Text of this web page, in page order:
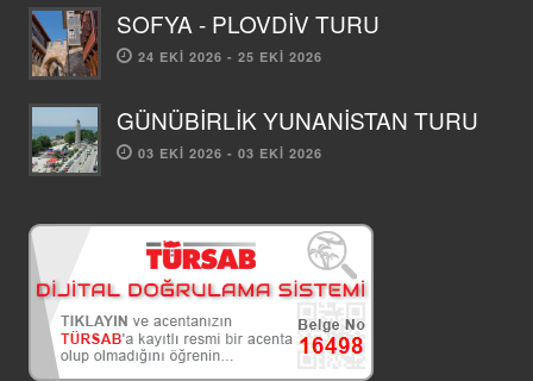
SOFYA - PLOVDİV TURU
24 EKI 2026 - 25 EKI 2026
GÜNÜBİRLİK YUNANİSTAN TURU
03 EKI 2026 - 03 EKI 2026